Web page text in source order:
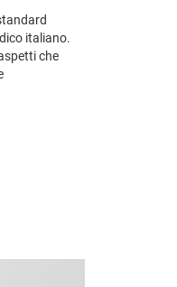
italiano.
che